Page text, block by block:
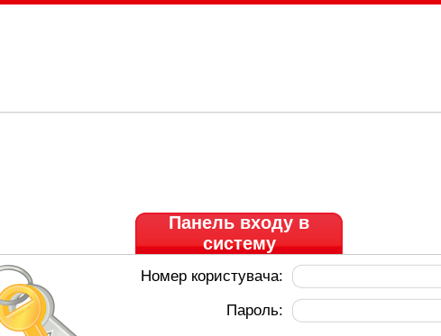
Панель входу в
систему
Номер користувача:
Пароль: